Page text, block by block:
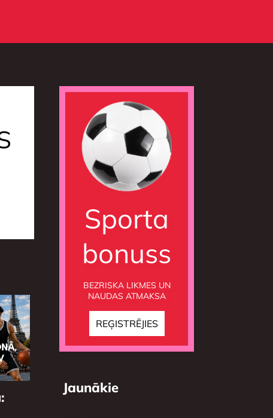
Sporta
bonuss
BEZRISKA LIKMES UN
NAUDAS ATMAKSA
Jaunākie